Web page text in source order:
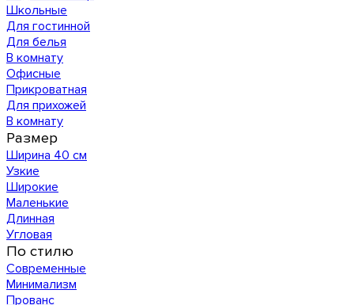
Школьные
Для гостинной
Для белья
В комнату
Офисные
Прикроватная
Для прихожей
В комнату
Размер
Ширина 40 см
Узкие
Широкие
Маленькие
Длинная
Угловая
По стилю
Современные
Минимализм
Прованс